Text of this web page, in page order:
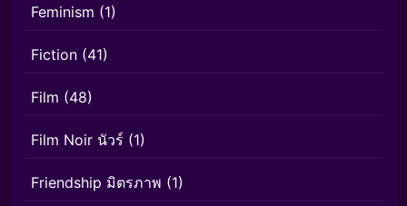
Feminism (1)
Fiction (41)
Film (48)
Film Noir นัวร์ (1)
Friendship มิตรภาพ (1)